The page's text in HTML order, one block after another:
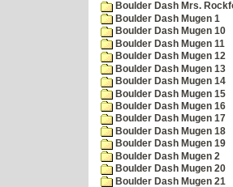
Boulder Dash Mrs.
Boulder Dash Mugen 1
Boulder Dash Mugen 10
Boulder Dash Mugen 11
Boulder Dash Mugen 12
Boulder Dash Mugen 13
Boulder Dash Mugen 14
Boulder Dash Mugen 15
Boulder Dash Mugen 16
Boulder Dash Mugen 17
Boulder Dash Mugen 18
Boulder Dash Mugen 19
Boulder Dash Mugen 2
Boulder Dash Mugen 20
Boulder Dash Mugen 21